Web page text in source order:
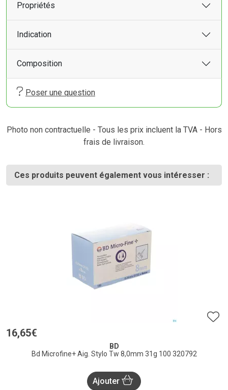
Propriétés
Indication
Composition
Poser une question
Photo non contractuelle - Tous les prix incluent la TVA - Hors
frais de livraison.
Ces produits peuvent également vous intéresser :
16,65€
BD
Bd Microfine+ Aig. Stylo Tw 8,0mm 31g 100 320792
Ajouter